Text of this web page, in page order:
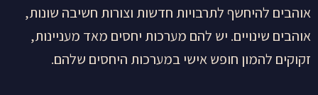
אוהבים להיחשף לתרבויות חדשות וצורות חשיבה שונות,
אוהבים שינויים. יש להם מערכות יחסים מאד מעניינות,
זקוקים להמון חופש אישי במערכות היחסים שלהם.